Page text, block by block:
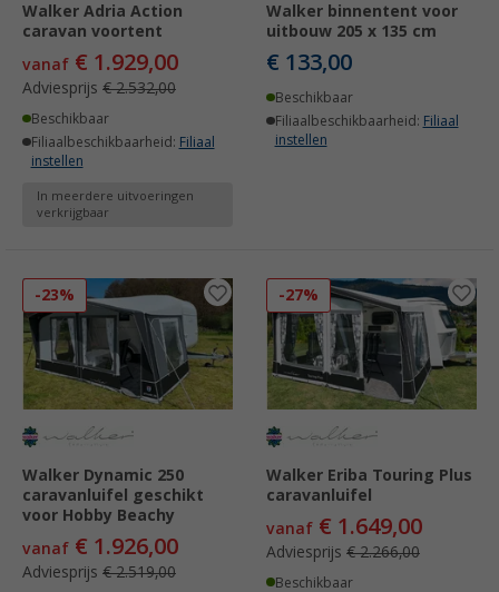
Walker Adria Action
caravan voortent
vanaf € 1.929,00
Adviesprijs € 2.532,00
Beschikbaar
Filiaalbeschikbaarheid: Filiaal
instellen
In meerdere uitvoeringen
verkrijgbaar
Walker binnentent voor
uitbouw 205 x 135 cm
€ 133,00
Beschikbaar
Filiaalbeschikbaarheid: Filiaal
instellen
-23%
Walker Dynamic 250
caravanluifel geschikt
voor Hobby Beachy
vanaf € 1.926,00
Adviesprijs € 2.519,00
-27%
Walker Eriba Touring Plus
caravanluifel
vanaf € 1.649,00
Adviesprijs € 2.266,00
Beschikbaar